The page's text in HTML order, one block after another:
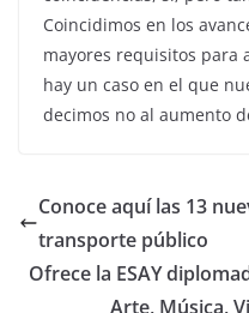
Coincidimos en los
mayores requisitos para
hay un caso en el que
decimos no al aumento
Conoce aquí las 13
transporte público
Ofrece la ESAY
Arte, Música,